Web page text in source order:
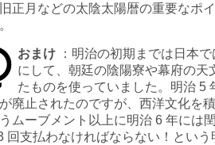
正月などの太陰太陽暦の重要なポ
おまけ ：明治の初期までは日本
にして、朝廷の陰陽寮や幕府の天
たものを使っていました。明治 5
廃止されたのですが、西洋文化を
ムーブメント以上に明治 6 年には
回支払わなければならない！とい